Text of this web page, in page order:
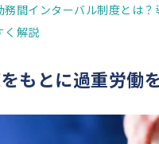
務間インターバル制度とは？
く解説
もとに過重労働